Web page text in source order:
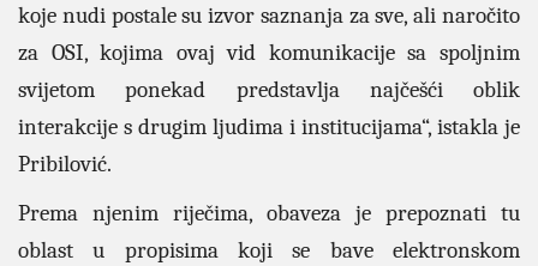
koje nudi postale su izvor saznanja za sve, ali naročito
za OSI, kojima ovaj vid komunikacije sa spoljnim
svijetom ponekad predstavlja najčešći oblik
interakcije s drugim ljudima i institucijama“, istakla je
Pribilović.
Prema njenim riječima, obaveza je prepoznati tu
oblast u propisima koji se bave elektronskom